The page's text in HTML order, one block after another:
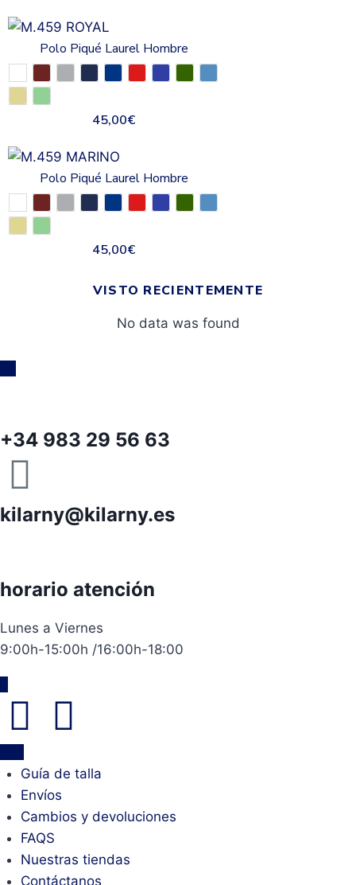
Polo Piqué Laurel Hombre
45,00€
Polo Piqué Laurel Hombre
45,00€
VISTO RECIENTEMENTE
No data was found
+34 983 29 56 63
kilarny@kilarny.es
horario atención
Lunes a Viernes
9:00h-15:00h /16:00h-18:00
Guía de talla
Envíos
Cambios y devoluciones
FAQS
Nuestras tiendas
Contáctanos